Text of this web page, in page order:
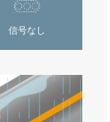
信号なし